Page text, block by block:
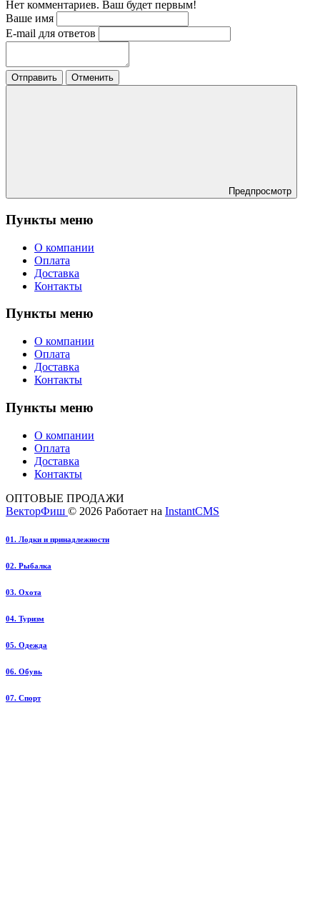
Нет комментариев. Ваш будет первым!
Ваше имя
E-mail для ответов
Отправить Отменить
Предпросмотр
Пункты меню
О компании
Оплата
Доставка
Контакты
Пункты меню
О компании
Оплата
Доставка
Контакты
Пункты меню
О компании
Оплата
Доставка
Контакты
ОПТОВЫЕ ПРОДАЖИ
ВекторФиш © 2026 Работает на InstantCMS
01. Лодки и принадлежности
02. Рыбалка
03. Охота
04. Туризм
05. Одежда
06. Обувь
07. Спорт